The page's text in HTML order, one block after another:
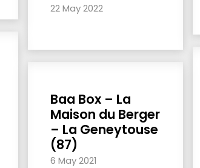
22 May 2022
Baa Box – La
Maison du Berger
– La Geneytouse
(87)
6 May 2021